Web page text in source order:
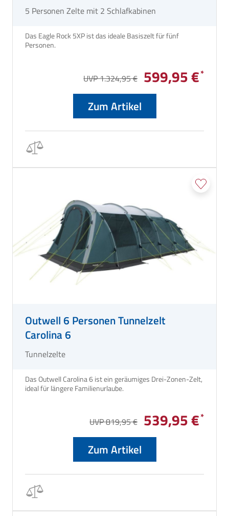
5 Personen Zelte mit 2 Schlafkabinen
Das Eagle Rock 5XP ist das ideale Basiszelt für fünf
UVP 1.324,95 € 599,95 €
Zum Artikel
Outwell 6 Personen Tunnelzelt
Carolina 6
Tunnelzelte
Das Outwell Carolina 6 ist ein geräumiges Drei-Zonen-Zelt,
UVP 819,95 € 539,95 €
Zum Artikel